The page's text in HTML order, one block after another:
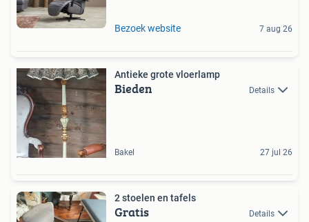
Bezoek website 7 aug 26
Antieke grote vloerlamp
Bieden Details
Bakel 27 jul 26
2 stoelen en tafels
Gratis Details